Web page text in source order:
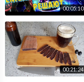
00:05:10
00:21:24